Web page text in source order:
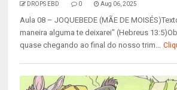
DROPS EBD 0 Aug 06, 2025
Aula 08 – JOQUEBEDE (MÃE DE
maneira alguma te deixarei" (Hebreus
quase chegando ao final do nosso trim...